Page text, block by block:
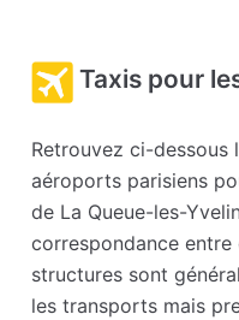
Taxis pour
Retrouvez ci-
aéroports parisiens
de La Queue-les-
correspondance
structures sont
les transports mais